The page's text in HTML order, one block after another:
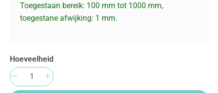
Toegestaan bereik: 100 mm tot 1000 mm,
toegestane afwijking: 1 mm.
Hoeveelheid
Producthoeveelheid: Voer de gewenste